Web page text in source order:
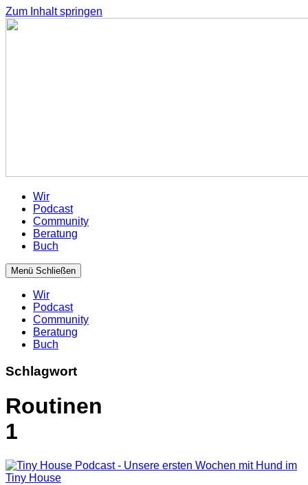
Zum Inhalt springen
Wir
Podcast
Community
Beratung
Buch
Menü Schließen
Wir
Podcast
Community
Beratung
Buch
Schlagwort
Routinen
1